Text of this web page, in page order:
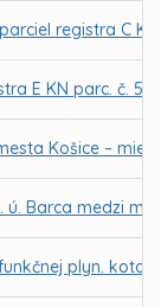
registra C
E KN parc. č.
Košice –
Barca medzi
plyn.